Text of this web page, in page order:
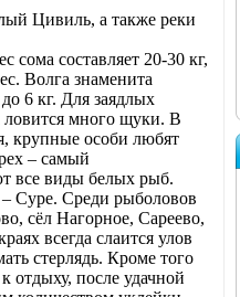
Цивиль, а также реки
составляет 20-30 кг,
Волга знаменита
6 кг. Для заядлых
много щуки. В
крупные особи любят
– самый
все виды белых рыб.
Суре. Среди рыболовов
сёл Нагорное, Сареево,
всегда слаится улов
стерлядь. Кроме того
отдыху, после удачной